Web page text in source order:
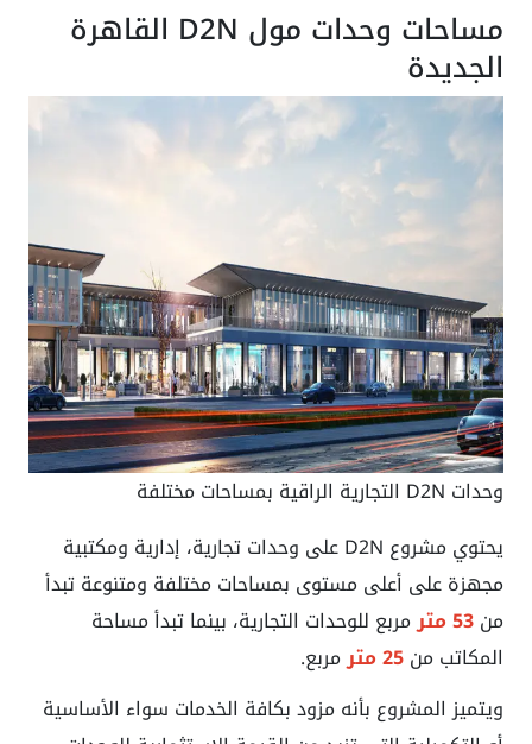
مساحات وحدات مول D2N القاهرة
الجديدة
وحدات D2N التجارية الراقية بمساحات مختلفة
يحتوي مشروع D2N على وحدات تجارية، إدارية ومكتبية
مجهزة على أعلى مستوى بمساحات مختلفة ومتنوعة تبدأ
من53 متر
مربع للوحدات التجارية، بينما تبدأ مساحة
المكاتب من25 متر
مربع.
ويتميز المشروع بأنه مزود بكافة الخدمات سواء الأساسية